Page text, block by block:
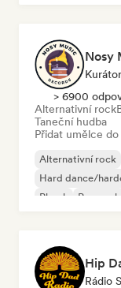
Nosy
> 6900
Alternativní rock
Taneční hudba
Přidat umělce
Alternativní rock
Hard dance/
Phonk
Pop rock
Hip
Rádio